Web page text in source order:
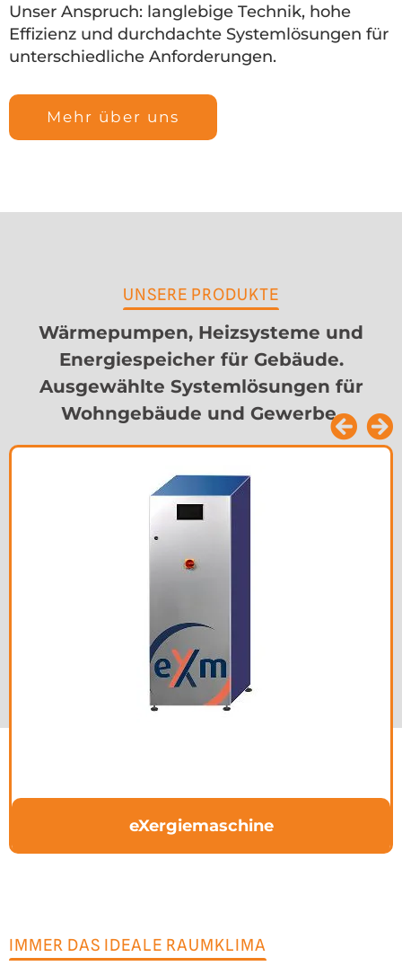
Unser Anspruch: langlebige Technik, hohe
Effizienz und durchdachte Systemlösungen für
unterschiedliche Anforderungen.
Mehr über uns
UNSERE PRODUKTE
Wärmepumpen, Heizsysteme und
Energiespeicher für Gebäude.
Ausgewählte Systemlösungen für
Wohngebäude und Gewerbe.
eXergiemaschine
IMMER DAS IDEALE RAUMKLIMA